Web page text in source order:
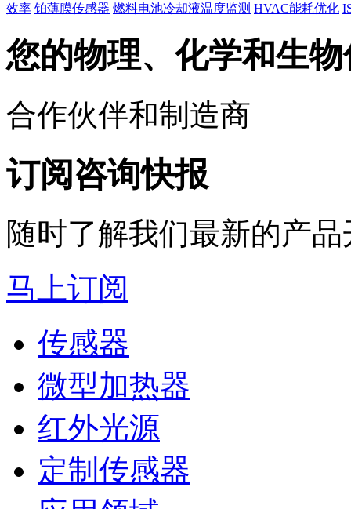
效率 铂薄膜传感器 燃料电池冷却液温度监测 HVAC能耗优化
您的物理、化学和生
合作伙伴和制造商
订阅咨询快报
随时了解我们最新的产
马上订阅
传感器
微型加热器
红外光源
定制传感器